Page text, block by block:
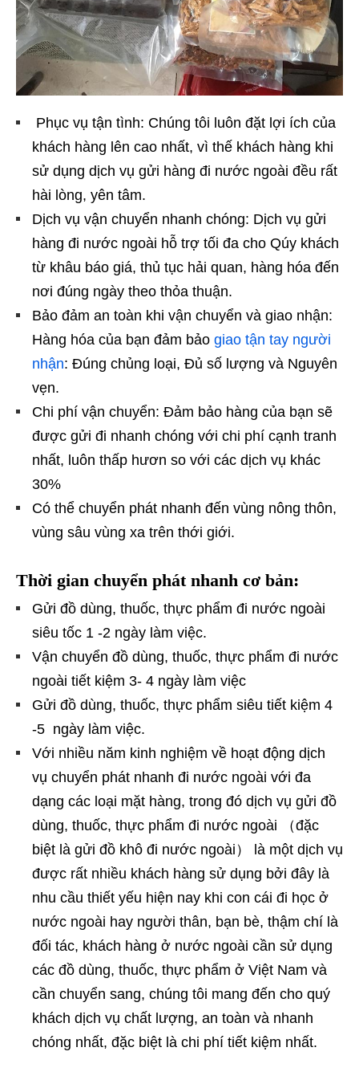
Phục vụ tận tình: Chúng tôi luôn đặt lợi ích của
khách hàng lên cao nhất, vì thế khách hàng khi
sử dụng dịch vụ gửi hàng đi nước ngoài đều rất
hài lòng, yên tâm.
Dịch vụ vận chuyển nhanh chóng: Dịch vụ gửi
hàng đi nước ngoài hỗ trợ tối đa cho Qúy khách
từ khâu báo giá, thủ tục hải quan, hàng hóa đến
nơi đúng ngày theo thỏa thuận.
Bảo đảm an toàn khi vận chuyển và giao nhận:
Hàng hóa của bạn đảm bảo giao tận tay người
nhận: Đúng chủng loại, Đủ số lượng và Nguyên
vẹn.
Chi phí vận chuyển: Đảm bảo hàng của bạn sẽ
được gửi đi nhanh chóng với chi phí cạnh tranh
nhất, luôn thấp hươn so với các dịch vụ khác
30%
Có thể chuyển phát nhanh đến vùng nông thôn,
vùng sâu vùng xa trên thới giới.
Thời gian chuyển phát nhanh cơ bản:
Gửi đồ dùng, thuốc, thực phẩm đi nước ngoài
siêu tốc 1 -2 ngày làm việc.
Vận chuyển đồ dùng, thuốc, thực phẩm đi nước
ngoài tiết kiệm 3- 4 ngày làm việc
Gửi đồ dùng, thuốc, thực phẩm siêu tiết kiệm 4
-5 ngày làm việc.
Với nhiều năm kinh nghiệm về hoạt động dịch
vụ chuyển phát nhanh đi nước ngoài với đa
dạng các loại mặt hàng, trong đó dịch vụ gửi đồ
dùng, thuốc, thực phẩm đi nước ngoài （đặc
biệt là gửi đồ khô đi nước ngoài） là một dịch vụ
được rất nhiều khách hàng sử dụng bởi đây là
nhu cầu thiết yếu hiện nay khi con cái đi học ở
nước ngoài hay người thân, bạn bè, thậm chí là
đối tác, khách hàng ở nước ngoài cần sử dụng
các đồ dùng, thuốc, thực phẩm ở Việt Nam và
cần chuyển sang, chúng tôi mang đến cho quý
khách dịch vụ chất lượng, an toàn và nhanh
chóng nhất, đặc biệt là chi phí tiết kiệm nhất.